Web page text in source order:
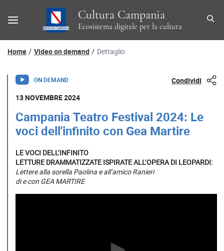
Cultura Campania
Ecosistema digitale per la cultura
Percorso di navigazione
Home Video on demand Dettaglio
Dettaglio Video On Demand
ON DEMAND
Condividi
13 NOVEMBRE 2024
Campania Teatro Festival 2024: Le
voci dell'infinito con Gea Martire
LE VOCI DELL’INFINITO
LETTURE DRAMMATIZZATE ISPIRATE ALL’OPERA DI LEOPARDI:
Lettere alla sorella Paolina e all’amico Ranieri
di e con GEA MARTIRE